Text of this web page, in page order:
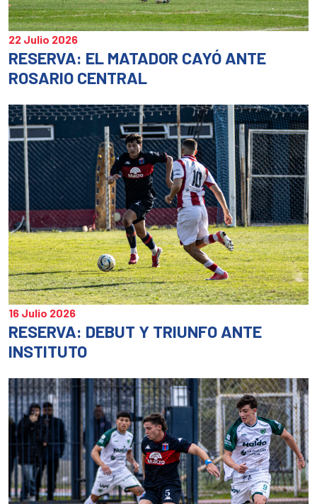
22 Julio 2026
RESERVA: EL MATADOR CAYÓ ANTE
ROSARIO CENTRAL
16 Julio 2026
RESERVA: DEBUT Y TRIUNFO ANTE
INSTITUTO